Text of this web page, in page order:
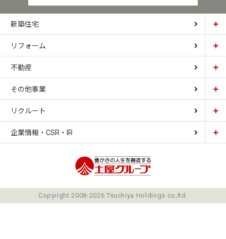
新築住宅
土屋ホーム
CARDINAL HOUSE
LIZNAS
リフォーム
土屋ホームトピア
不動産
土屋ホーム不動産
その他事業
土屋ホームレジデンス
土屋ソーラーファクトリー
リクルート
企業情報・CSR・IR
ミッションCopyright 2008-2026 Tsuchiya Holdings co,ltd.